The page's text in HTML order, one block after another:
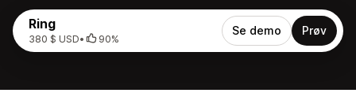
Ring
380 $ USD• 90%
Se demo Prøv